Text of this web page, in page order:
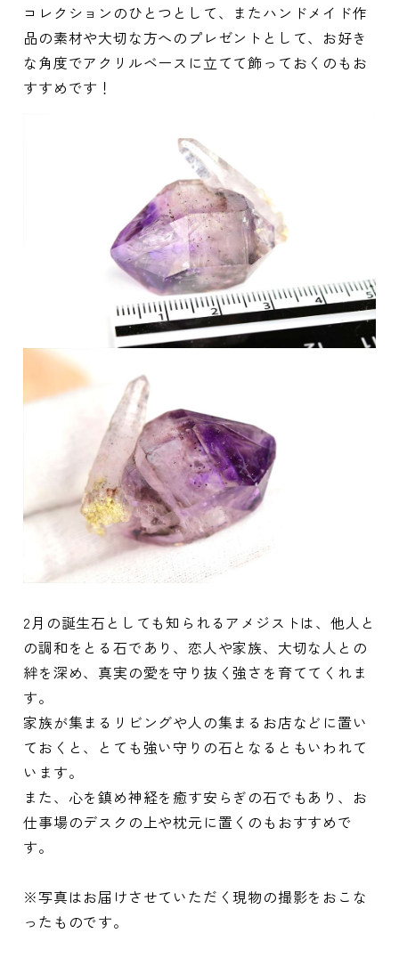
コレクションのひとつとして、またハンドメイド作
品の素材や大切な方へのプレゼントとして、お好き
な角度でアクリルベースに立てて飾っておくのもお
すすめです！
2月の誕生石としても知られるアメジストは、他人と
の調和をとる石であり、恋人や家族、大切な人との
絆を深め、真実の愛を守り抜く強さを育ててくれま
す。
家族が集まるリビングや人の集まるお店などに置い
ておくと、とても強い守りの石となるともいわれて
います。
また、心を鎮め神経を癒す安らぎの石でもあり、お
仕事場のデスクの上や枕元に置くのもおすすめで
す。
※写真はお届けさせていただく現物の撮影をおこな
ったものです。